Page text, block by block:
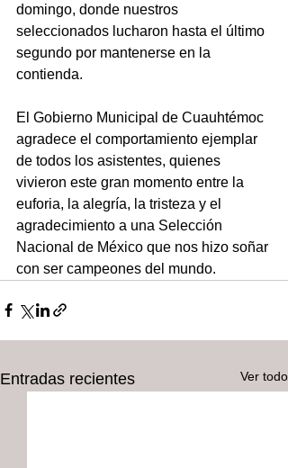
domingo, donde nuestros
seleccionados lucharon hasta el último
segundo por mantenerse en la
contienda.
El Gobierno Municipal de Cuauhtémoc
agradece el comportamiento ejemplar
de todos los asistentes, quienes
vivieron este gran momento entre la
euforia, la alegría, la tristeza y el
agradecimiento a una Selección
Nacional de México que nos hizo soñar
con ser campeones del mundo.
Entradas recientes Ver todo